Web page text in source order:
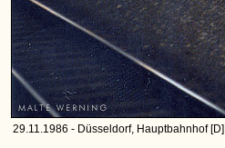
29.11.1986 - Düsseldorf, Hauptbahnhof [D]